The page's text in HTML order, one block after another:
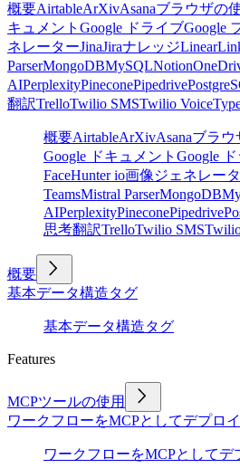
概要AirtableArXivAsanaブラウザの
キュメント Google ドライブGoogle
ネレーターJinaJiraナレッジLinear
ParserMongoDBMySQLNotion
AIPerplexityPineconePipedrive
翻訳TrelloTwilio SMSTwilio Voice
概要AirtableArXivAsanaブラウ
Google ドキュメント Google
FaceHunter io画像ジェネレー
TeamsMistral ParserMongoDB
AIPerplexityPineconePipedrive
思考翻訳TrelloTwilio SMS
概要
基本データ構造タグ
基本データ構造タグ
Features
MCPツールの使用
ワークフローをMCPとしてデプロイ
ワークフローをMCPとしてデ